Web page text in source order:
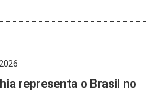
representa o Brasil no